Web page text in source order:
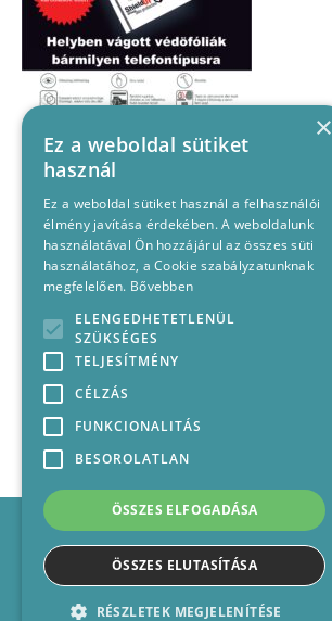
Impresszum
Médiajánlat
Felhasználási feltételek
×
Ez a weboldal sütiket
használ
Ez a weboldal sütiket használ a felhasználói
élmény javítása érdekében. A weboldalunk
használatával Ön hozzájárul az összes süti
használatához, a Cookie szabályzatunknak
megfelelően. Bővebben
ELENGEDHETETLENÜL
SZÜKSÉGES
TELJESÍTMÉNY
CÉLZÁS
FUNKCIONALITÁS
BESOROLATLAN
ÖSSZES ELFOGADÁSA
ÖSSZES ELUTASÍTÁSA
RÉSZLETEK MEGJELENÍTÉSE